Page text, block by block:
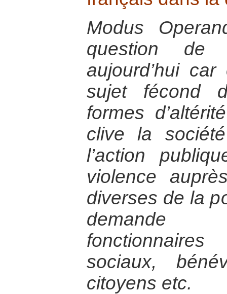
Modus
question de
aujourd’hui
sujet fécond
formes
clive la
l’action
violence
diverses de la
demande
sociaux,
citoyens etc.